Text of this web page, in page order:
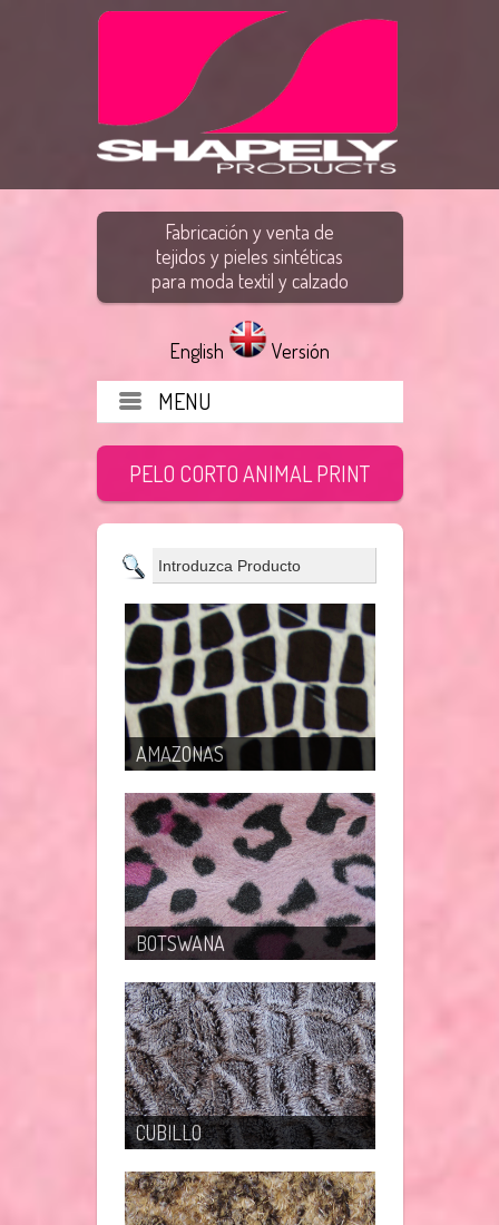
Fabricación y venta de
tejidos y pieles sintéticas
para moda textil y calzado
English Versión
MENU
PELO CORTO ANIMAL PRINT
AMAZONAS
BOTSWANA
CUBILLO